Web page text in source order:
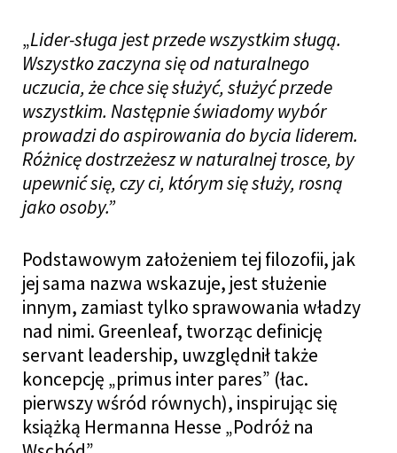
„Lider-sługa jest przede wszystkim sługą.
Wszystko zaczyna się od naturalnego
uczucia, że chce się służyć, służyć przede
wszystkim. Następnie świadomy wybór
prowadzi do aspirowania do bycia liderem.
Różnicę dostrzeżesz w naturalnej trosce, by
upewnić się, czy ci, którym się służy, rosną
jako osoby.”
Podstawowym założeniem tej filozofii, jak
jej sama nazwa wskazuje, jest służenie
innym, zamiast tylko sprawowania władzy
nad nimi. Greenleaf, tworząc definicję
servant leadership, uwzględnił także
koncepcję „primus inter pares” (łac.
pierwszy wśród równych), inspirując się
książką Hermanna Hesse „Podróż na